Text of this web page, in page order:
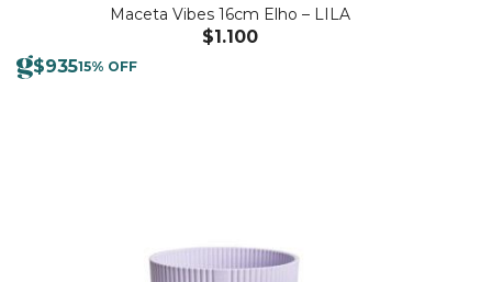
Maceta Vibes 16cm Elho – LILA
$1.100
$93515% OFF